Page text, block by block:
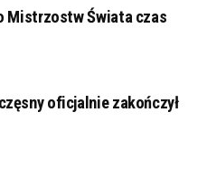
Mistrzostw Świata czas
oficjalnie zakończył